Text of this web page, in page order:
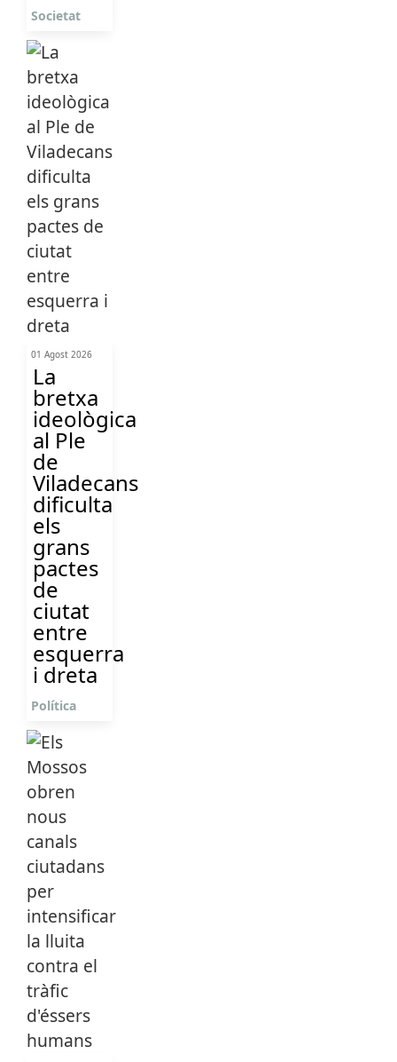
Societat
01 Agost 2026
La
bretxa
ideològica
al Ple
de
Viladecans
dificulta
els
grans
pactes
de
ciutat
entre
esquerra
i dreta
Política